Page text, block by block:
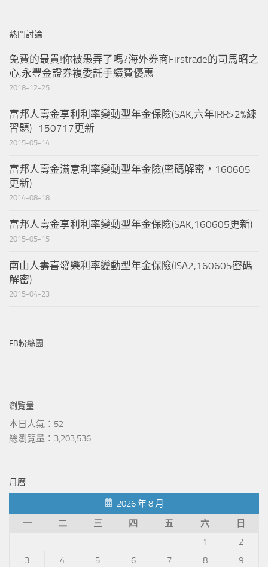
熱門討論
免費的最貴!你被愚弄了嗎?海外券商Firstrade的司馬昭之
心,永豐金證券複委託手續費優惠
2018-12-25
富邦人壽金享利利率變動型年金保險(SAK,六年IRR>2%練
習題)_150717更新
2015-05-14
富邦人壽金滿意利率變動型年金險(密碼解密，160605
更新)
2014-08-18
富邦人壽金享利利率變動型年金保險(SAK,160605更新)
2015-05-15
南山人壽喜發樂利率變動型年金保險(ISA2,160605密碼
解密)
2015-04-23
FB粉絲團
瀏覽量
本日人氣：52
總瀏覽量：3,203,536
月曆
2026 年 8 月
一
二 三 四 五 六
日
1
2
3
4 5 6 7 8
9